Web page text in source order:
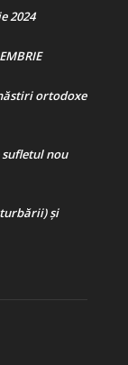
2024
ortodoxe
nou
şi